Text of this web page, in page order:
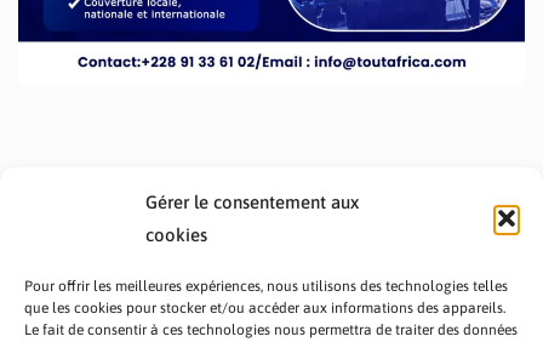
Gérer le consentement aux
cookies
Pour offrir les meilleures expériences, nous utilisons des technologies telles
que les cookies pour stocker et/ou accéder aux informations des appareils.
Le fait de consentir à ces technologies nous permettra de traiter des données